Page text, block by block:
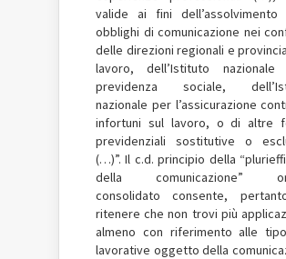
valide ai fini dell’assolvimento
obblighi di comunicazione nei
delle direzioni regionali e
lavoro, dell’Istituto nazionale
previdenza sociale,
nazionale per l’assicurazione
infortuni sul lavoro, o di altre
previdenziali sostitutive o
(…)”. Il c.d. principio della
della comunicazione”
consolidato consente,
ritenere che non trovi più
almeno con riferimento alle
lavorative oggetto della